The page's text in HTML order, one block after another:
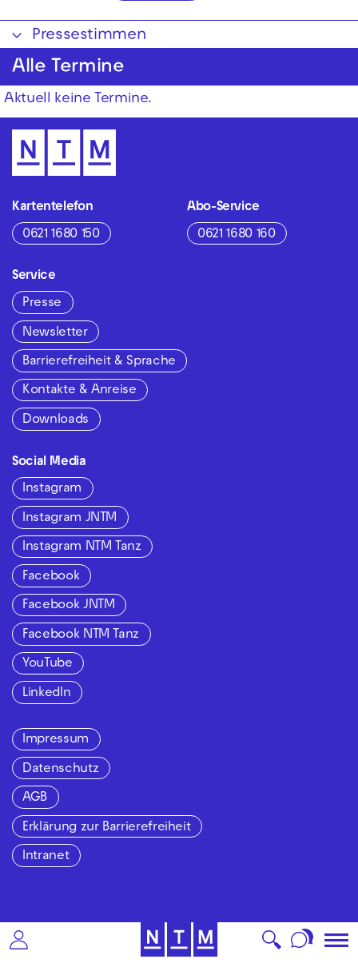
Pressestimmen
Alle Termine
Aktuell keine Termine.
Kartentelefon
0621 1680 150
Abo-Service
0621 1680 160
Service
Presse
Newsletter
Barrierefreiheit & Sprache
Kontakte & Anreise
Downloads
Social Media
Instagram
Instagram JNTM
Instagram NTM Tanz
Facebook
Facebook JNTM
Facebook NTM Tanz
YouTube
LinkedIn
Impressum
Datenschutz
AGB
Erklärung zur Barrierefreiheit
Intranet